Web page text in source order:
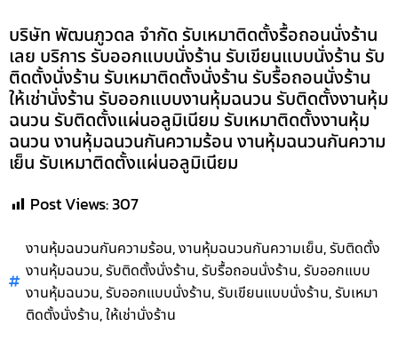
บริษัท พัฒนภูวดล จำกัด รับเหมาติดตั้งรื้อถอนนั่งร้าน
เลย บริการ รับออกแบบนั่งร้าน รับเขียนแบบนั่งร้าน รับ
ติดตั้งนั่งร้าน รับเหมาติดตั้งนั่งร้าน รับรื้อถอนนั่งร้าน
ให้เช่านั่งร้าน รับออกแบบงานหุ้มฉนวน รับติดตั้งงานหุ้ม
ฉนวน รับติดตั้งแผ่นอลูมิเนียม รับเหมาติดตั้งงานหุ้ม
ฉนวน งานหุ้มฉนวนกันความร้อน งานหุ้มฉนวนกันความ
เย็น รับเหมาติดตั้งแผ่นอลูมิเนียม
Post Views:307
งานหุ้มฉนวนกันความร้อน,งานหุ้มฉนวนกันความเย็น,รับติดตั้ง
งานหุ้มฉนวน,รับติดตั้งนั่งร้าน,รับรื้อถอนนั่งร้าน,รับออกแบบ
งานหุ้มฉนวน,รับออกแบบนั่งร้าน,รับเขียนแบบนั่งร้าน,รับเหมา
ติดตั้งนั่งร้าน,ให้เช่านั่งร้าน